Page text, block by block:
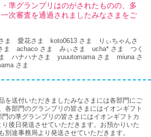
準グランプリはのがされたものの、多
次審査を通過されましたみなさまをご
ま 愛花さま koto0613 さま りぃちゃんさ
ま achaco さま みぃさま ucha* さま つく
ハナハナさま yuuutomama さま miuna さ
さま
を送付いただきましたみなさまには各部門にご
各部門のグランプリの皆さまにはイオンギフト
の準グランプリの皆さまにはイオンギフトカ
後日発送させていただきます。お預かりいた
別途事務局より発送させていただきます。